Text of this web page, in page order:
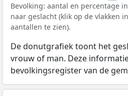
Bevolking: aantal en percentage
naar geslacht (klik op de vlakken
aantallen te zien).
De donutgrafiek toont het
vrouw of man. Deze
bevolkingsregister van de